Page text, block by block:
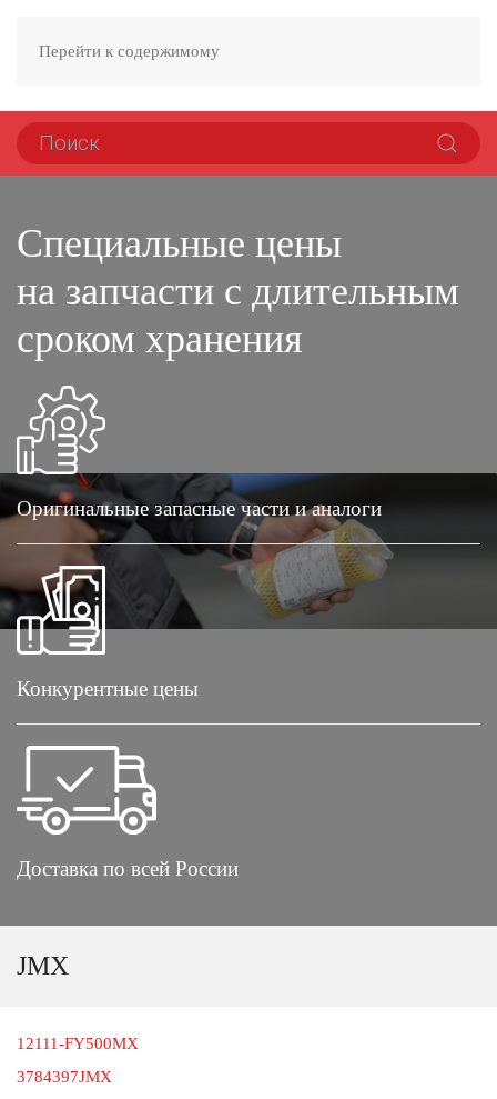
Перейти к содержимому
Специальные цены
на запчасти с длительным
сроком хранения
Оригинальные запасные части и аналоги
Конкурентные цены
Доставка по всей России
JMX
12111-FY500MX
3784397JMX